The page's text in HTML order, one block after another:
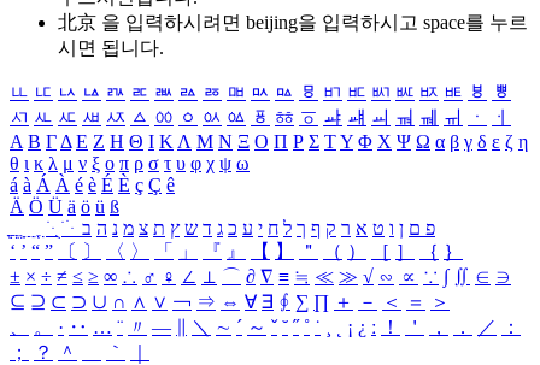
北京 을 입력하시려면 beijing을 입력하시고 space를 누르
시면 됩니다.
ㅥ ㅦ ㅧ ㅨ ㅩ ㅪ ㅫ ㅬ ㅭ ㅮ ㅯ ㅰ ㅱ ㅲ ㅳ ㅴ ㅵ ㅶ ㅷ ㅸ
ㅹ
ㅺ ㅻ ㅼ ㅽ ㅾ ㅿ ㆀ ㆁ ㆂ ㆃ ㆄ ㆅ ㆆ ㆇ ㆈ ㆉ ㆊ ㆋ ㆌ ㆍ
ㆎ
Α Β ΓΔ Ε Ζ Η Θ Ι ΚΛ Μ Ν Ξ Ο Π Ρ Σ ΤΥ Φ Χ Ψ Ω α β γ δ ε ζ η
θ ι κ λ μ ν ξ ο π ρ σ τ υ φ χ ψ ω
á à Á À é è É È ç Ç ê
Ä Ö Ü ä ö ü ß
ִֶֹ ֻּ ׁׂ פ ם ן ו ט א ר ק ף ך ל ח י ע כ ג ד ש ץ ת צ מ נ ה ב
‘ ’ “ ” 〔 〕 〈 〉 「 」 『 』 【 】 ＂ （ ） ［ ］ ｛ ｝
± × ÷ ≠ ≤ ≥ ∞ ∴ ♂ ♀ ∠ ⊥ ⌒ ∂ ∇ ≡ ≒ ≪ ≫ √ ∽ ∝ ∵ ∫ ∬ ∈ ∋
⊆ ⊇ ⊂ ⊃ ∪ ∩ ∧ ∨ ￢ ⇒ ⇔ ∀ ∃ ∮ ∑ ∏ ＋ － ＜ ＝
＞
、
。 · ‥ … ¨ 〃 ― ＼ ∼ ´ ～ ˇ ˘ ˝ ˚ ˙ ¸ ¡ ¿ ː ！ ＇ ， ． ／
：
；
？ ＾ ｀